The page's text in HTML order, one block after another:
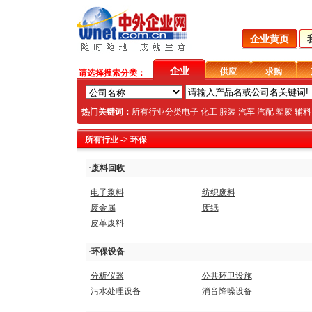
企业黄页
请选择搜索分类： 企业 供应 求购
热门关键词： 所有行业分类电子 化工 服装 汽车 汽配 塑胶 辅料
所有行业 -> 环保
·废料回收
电子浆料
纺织废料
废金属
废纸
皮革废料
·环保设备
分析仪器
公共环卫设施
污水处理设备
消音降噪设备